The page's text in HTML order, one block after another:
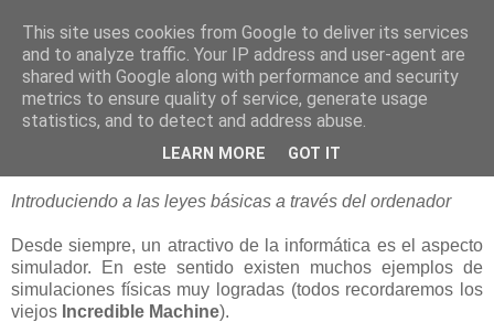
blogOBR
12 mayo 2009
Física en el ordenador
Introduciendo a las leyes básicas a través del ordenador
Desde siempre, un atractivo de la informática es el aspecto
simulador. En este sentido existen muchos ejemplos de
simulaciones físicas muy logradas (todos recordaremos los
viejos Incredible Machine).
This site uses cookies from Google to deliver its services
and to analyze traffic. Your IP address and user-agent are
shared with Google along with performance and security
metrics to ensure quality of service, generate usage
statistics, and to detect and address abuse.
LEARN MORE GOT IT